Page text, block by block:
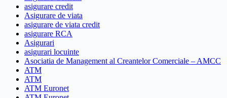
asigurare credit
Asigurare de viata
asigurare de viata credit
asigurare RCA
Asigurari
asigurari locuinte
Asociatia de Management al Creantelor Comerciale – AMCC
ATM
ATM
ATM Euronet